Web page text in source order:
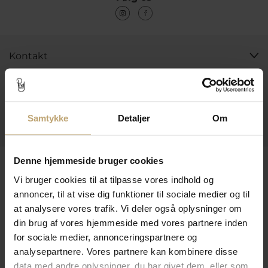
Samtykke Detaljer Om
Denne hjemmeside bruger cookies
Vi bruger cookies til at tilpasse vores indhold og
annoncer, til at vise dig funktioner til sociale medier og til
at analysere vores trafik. Vi deler også oplysninger om
din brug af vores hjemmeside med vores partnere inden
for sociale medier, annonceringspartnere og
analysepartnere. Vores partnere kan kombinere disse
data med andre oplysninger, du har givet dem, eller som
Kontakt
Åbningstider I Butikken
Praktiske Sider
Leveringsmuligheder
Betalingsmuligheder
Sikker Og Tryg E-Handel